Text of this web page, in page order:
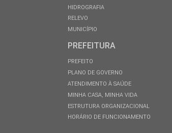
HIDROGRAFIA
RELEVO
MUNICÍPIO
PREFEITURA
PREFEITO
PLANO DE GOVERNO
ATENDIMENTO À SAÚDE
MINHA CASA, MINHA VIDA
ESTRUTURA ORGANIZACIONAL
HORÁRIO DE FUNCIONAMENTO